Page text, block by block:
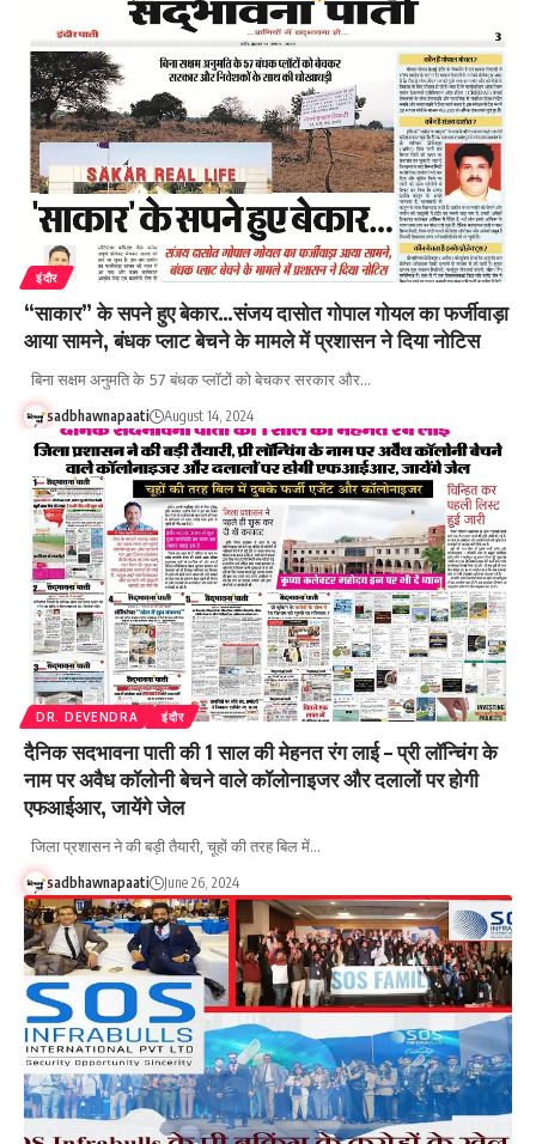
इंदौर
“साकार” के सपने हुए बेकार…संजय दासोत गोपाल गोयल का फर्जीवाड़ा
आया सामने, बंधक प्लाट बेचने के मामले में प्रशासन ने दिया नोटिस
बिना सक्षम अनुमति के 57 बंधक प्लॉटों को बेचकर सरकार और…
sadbhawnapaati August 14, 2024
DR. DEVENDRA इंदौर
दैनिक सदभावना पाती की 1 साल की मेहनत रंग लाई – प्री लॉन्चिंग के
नाम पर अवैध कॉलोनी बेचने वाले कॉलोनाइजर और दलालों पर होगी
एफआईआर, जायेंगे जेल
जिला प्रशासन ने की बड़ी तैयारी, चूहों की तरह बिल में…
sadbhawnapaati June 26, 2024